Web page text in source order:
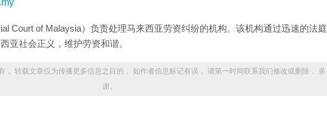
Court of Malaysia）负责处理马来西亚劳资纠纷的机构。该机构通过迅速的法庭
亚社会正义，维护劳资和谐。
， 转载文章仅为传播更多信息之目的， 如作者信息标记有误， 请第一时间联系我们修改或删除， 多
谢。